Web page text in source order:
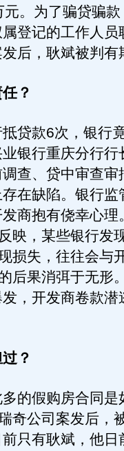
。为了骗贷骗
登记的工作人员
后，耿斌被判有
？
款6次，银行
银行重庆分行行
查、贷中审查审
在缺陷。银行监
商抱有侥幸心理
映，某些银行发
损失，往往会与
后果消弭于无形
，开发商卷款潜
？
假购房合同是
奇公司案发后，
只有耿斌，他日